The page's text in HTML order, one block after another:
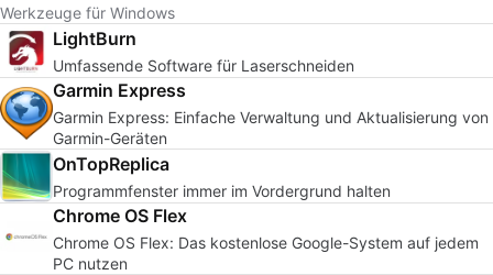
Werkzeuge für Windows
LightBurn
Umfassende Software für Laserschneiden
Garmin Express
Garmin Express: Einfache Verwaltung und Aktualisierung von
Garmin-Geräten
OnTopReplica
Programmfenster immer im Vordergrund halten
Chrome OS Flex
Chrome OS Flex: Das kostenlose Google-System auf jedem
PC nutzen